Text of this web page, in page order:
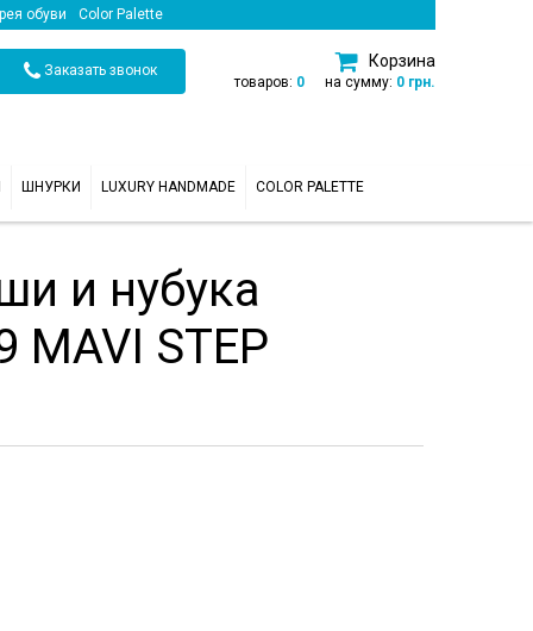
обуви Color Palette
Заказать звонок
Корзина
товаров: 0 на сумму: 0 грн.
ШНУРКИ LUXURY HANDMADE COLOR PALETTE
и нубука
MAVI STEP